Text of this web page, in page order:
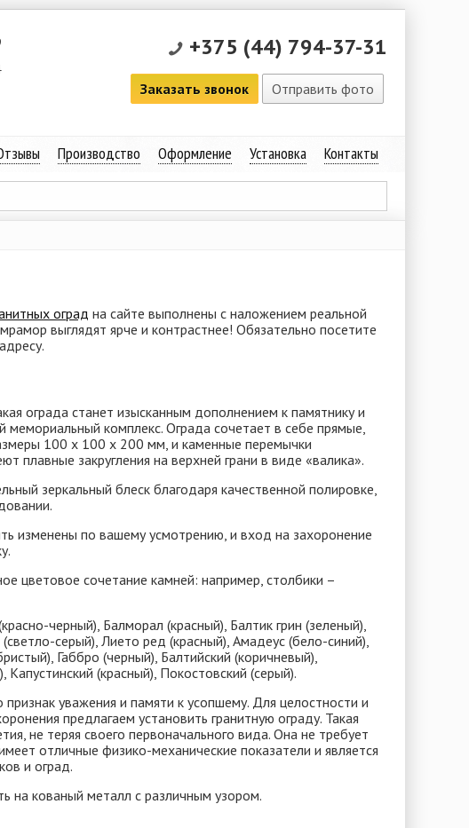
+375 (44) 794-37-31
Заказать звонок Отправить фото
Производство Оформление Установка Контакты
оград на сайте выполнены с наложением реальной
выглядят ярче и контрастнее! Обязательно посетите
ограда станет изысканным дополнением к памятнику и
мемориальный комплекс. Ограда сочетает в себе прямые,
100 х 100 х 200 мм, и каменные перемычки
плавные закругления на верхней грани в виде «валика».
зеркальный блеск благодаря качественной полировке,
изменены по вашему усмотрению, и вход на захоронение
цветовое сочетание камней: например, столбики –
черный), Балморал (красный), Балтик грин (зеленый),
серый), Лието ред (красный), Амадеус (бело-синий),
Габбро (черный), Балтийский (коричневый),
(красный), Покостовский (серый).
уважения и памяти к усопшему. Для целостности и
предлагаем установить гранитную ограду. Такая
не теряя своего первоначального вида. Она не требует
отличные физико-механические показатели и является
и оград.
на кованый металл с различным узором.